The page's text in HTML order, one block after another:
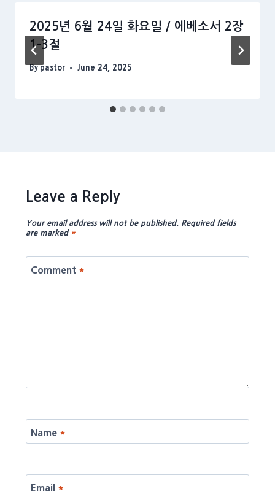
2025년 6월 24일 화요일 / 에베소서 2장
1-3절
By pastor June 24, 2025
Leave a Reply
Your email address will not be published. Required fields
are marked *
Comment *
Name *
Email *